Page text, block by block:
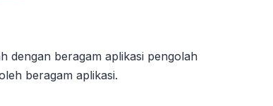
dengan beragam aplikasi pengolah
beragam aplikasi.